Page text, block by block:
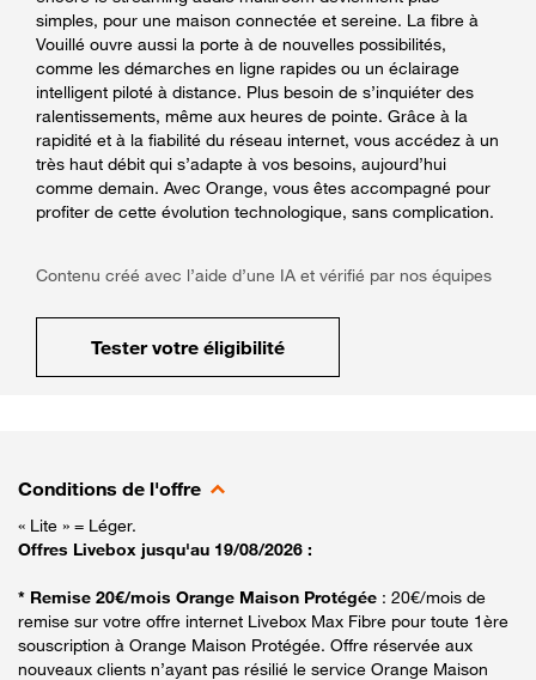
simples, pour une maison connectée et sereine. La fibre à
Vouillé ouvre aussi la porte à de nouvelles possibilités,
comme les démarches en ligne rapides ou un éclairage
intelligent piloté à distance. Plus besoin de s’inquiéter des
ralentissements, même aux heures de pointe. Grâce à la
rapidité et à la fiabilité du réseau internet, vous accédez à un
très haut débit qui s’adapte à vos besoins, aujourd’hui
comme demain. Avec Orange, vous êtes accompagné pour
profiter de cette évolution technologique, sans complication.
Contenu créé avec l’aide d’une IA et vérifié par nos équipes
Tester votre éligibilité
Conditions de l'offre
« Lite » = Léger.
Offres Livebox jusqu'au 19/08/2026 :
* Remise 20€/mois Orange Maison Protégée : 20€/mois de
remise sur votre offre internet Livebox Max Fibre pour toute 1ère
souscription à Orange Maison Protégée. Offre réservée aux
nouveaux clients n’ayant pas résilié le service Orange Maison